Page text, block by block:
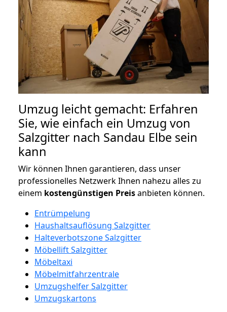
Umzug leicht gemacht: Erfahren
Sie, wie einfach ein Umzug von
Salzgitter nach Sandau Elbe sein
kann
Wir können Ihnen garantieren, dass unser
professionelles Netzwerk Ihnen nahezu alles zu
einem kostengünstigen Preisanbieten können.
Entrümpelung
Haushaltsauflösung Salzgitter
Halteverbotszone Salzgitter
Möbellift Salzgitter
Möbeltaxi
Möbelmitfahrzentrale
Umzugshelfer Salzgitter
Umzugskartons